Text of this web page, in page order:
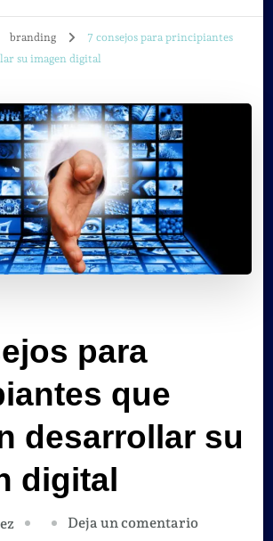
branding
7 consejos para principiantes
su imagen digital
para
que
desarrollar su
digital
Deja un comentarioen